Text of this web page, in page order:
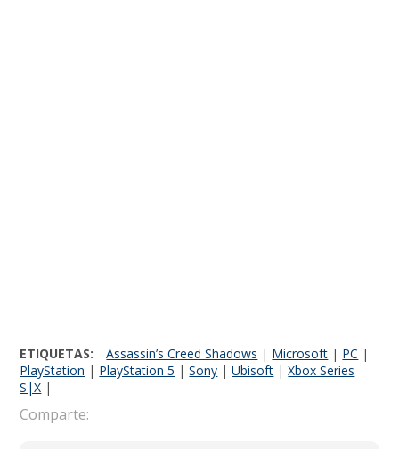
ETIQUETAS: Assassin’s Creed Shadows | Microsoft | PC |
PlayStation | PlayStation 5 |Sony |Ubisoft |Xbox Series
S|X |
Comparte: